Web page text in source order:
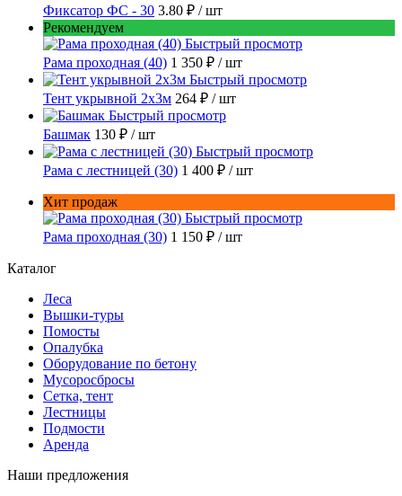
Фиксатор ФС - 30 3.80 ₽ / шт
Рекомендуем
Быстрый просмотр
Рама проходная (40) 1 350 ₽ / шт
Быстрый просмотр
Тент укрывной 2х3м 264 ₽ / шт
Быстрый просмотр
Башмак 130 ₽ / шт
Быстрый просмотр
Рама с лестницей (30) 1 400 ₽ / шт
Хит продаж
Быстрый просмотр
Рама проходная (30) 1 150 ₽ / шт
Каталог
Леса
Вышки-туры
Помосты
Опалубка
Оборудование по бетону
Мусороcбросы
Сетка, тент
Лестницы
Подмости
Аренда
Наши предложения